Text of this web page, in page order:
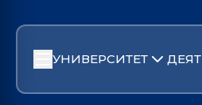
УНИВЕРСИТЕТ